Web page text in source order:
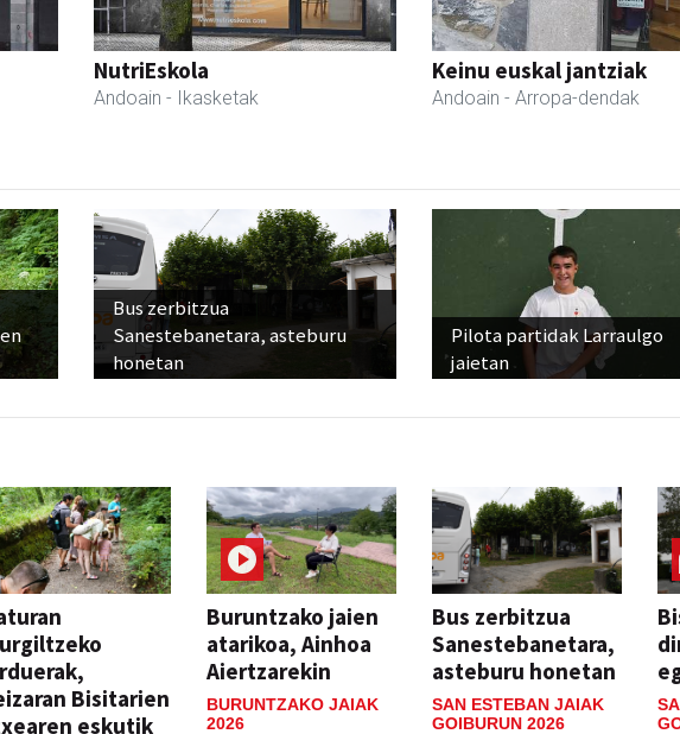
NutriEskola
Andoain - Ikasketak
Keinu euskal jantziak
Andoain - Arropa-dendak
Bus zerbitzua
Sanestebanetara, asteburu
honetan
Pilota partidak Larraulgo
jaietan
Bisitarien
eskutik
Buruntzako jaien
atarikoa, Ainhoa
Aiertzarekin
BURUNTZAKO JAIAK
2026
Bus zerbitzua
Sanestebanetara,
asteburu honetan
SAN ESTEBAN JAIAK
GOIBURUN 2026